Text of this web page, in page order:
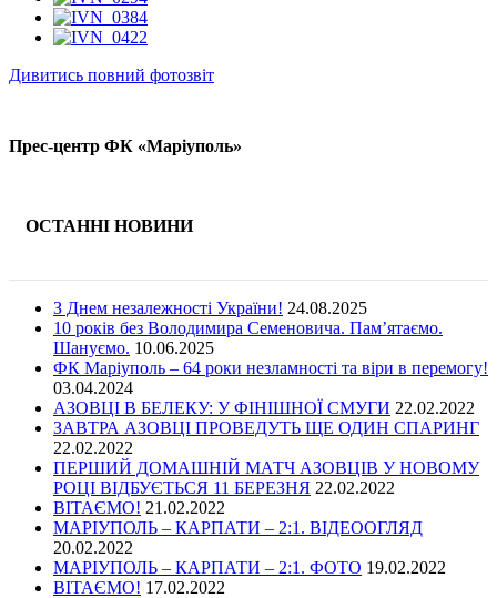
Дивитись повний фотозвіт
Прес-центр ФК «Маріуполь»
ОСТАННІ НОВИНИ
З Днем незалежності України! 24.08.2025
10 років без Володимира Семеновича. Пам’ятаємо.
Шануємо. 10.06.2025
ФК Маріуполь – 64 роки незламності та віри в перемогу!
03.04.2024
АЗОВЦІ В БЕЛЕКУ: У ФІНІШНОЇ СМУГИ 22.02.2022
ЗАВТРА АЗОВЦІ ПРОВЕДУТЬ ЩЕ ОДИН СПАРИНГ
22.02.2022
ПЕРШИЙ ДОМАШНІЙ МАТЧ АЗОВЦІВ У НОВОМУ
РОЦІ ВІДБУЄТЬСЯ 11 БЕРЕЗНЯ 22.02.2022
ВІТАЄМО! 21.02.2022
МАРІУПОЛЬ – КАРПАТИ – 2:1. ВІДЕООГЛЯД
20.02.2022
МАРІУПОЛЬ – КАРПАТИ – 2:1. ФОТО 19.02.2022
ВІТАЄМО! 17.02.2022